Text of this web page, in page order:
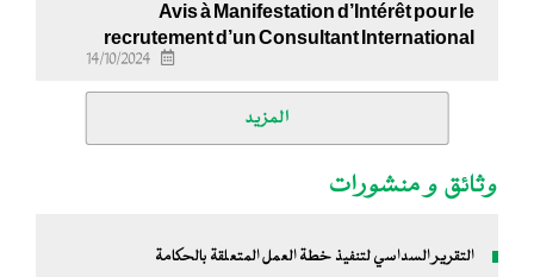
Avis à Manifestation d’Intérêt pour le
recrutement d’un Consultant International
14/10/2024
المزيد
وثائق و منشورات
التقرير السداسي لتنفيذ خطة العمل المتعلقة بالحكامة